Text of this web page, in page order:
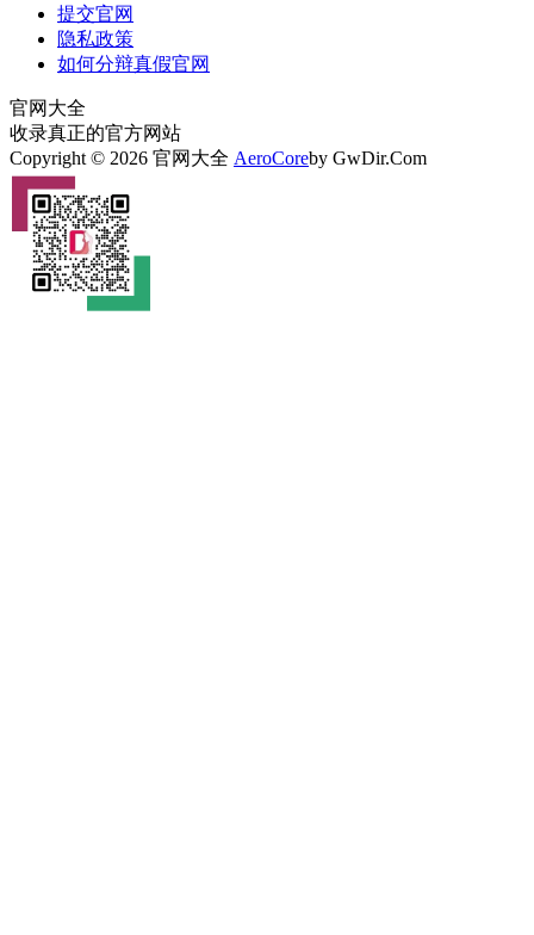
提交官网
隐私政策
如何分辩真假官网
官网大全
收录真正的官方网站
Copyright © 2026 官网大全 AeroCoreby GwDir.Com